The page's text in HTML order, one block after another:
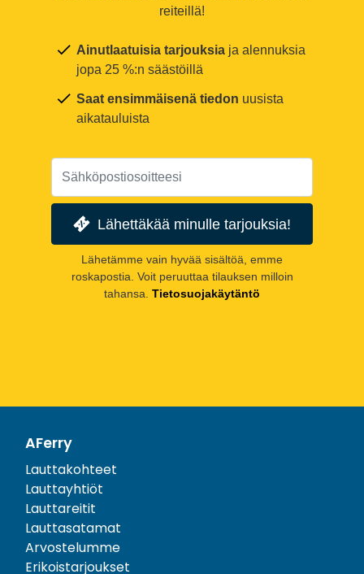
reiteillä!
Ainutlaatuisia tarjouksia ja alennuksia
jopa 25 %:n säästöillä
Saat ensimmäisenä tiedon uusista
aikatauluista
Lähettäkää minulle tarjouksia!
Lähetämme vain hyvää sisältöä, emme
roskapostia. Voit peruuttaa tilauksen milloin
tahansa. Tietosuojakäytäntö
AFerry
Lauttakohteet
Lauttayhtiöt
Lauttareitit
Lauttasatamat
Arvostelumme
Erikoistarjoukset